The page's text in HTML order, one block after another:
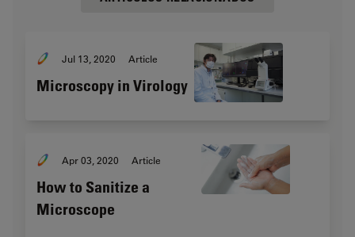
Jul 13, 2020 Article
Microscopy in Virology
Apr 03, 2020 Article
How to Sanitize a
Microscope